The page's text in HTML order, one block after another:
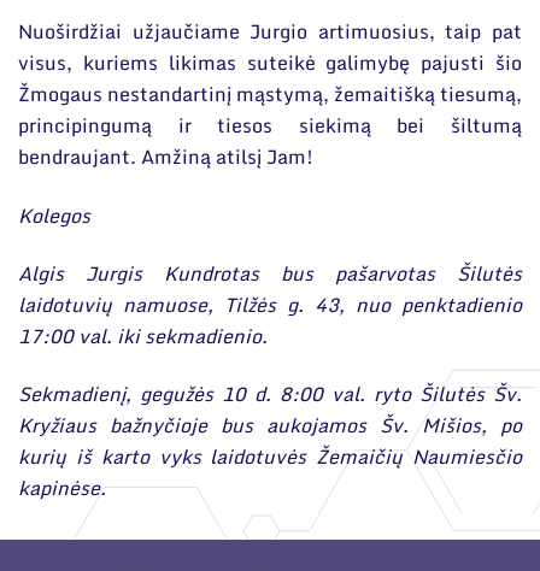
Nuoširdžiai užjaučiame Jurgio artimuosius, taip pat
visus, kuriems likimas suteikė galimybę pajusti šio
Žmogaus nestandartinį mąstymą, žemaitišką tiesumą,
principingumą ir tiesos siekimą bei šiltumą
bendraujant. Amžiną atilsį Jam!
Kolegos
Algis Jurgis Kundrotas bus pašarvotas Šilutės
laidotuvių namuose, Tilžės g. 43, nuo penktadienio
17:00 val. iki sekmadienio.
Sekmadienį, gegužės 10 d. 8:00 val. ryto Šilutės Šv.
Kryžiaus bažnyčioje bus aukojamos Šv. Mišios, po
kurių iš karto vyks laidotuvės Žemaičių Naumiesčio
kapinėse.